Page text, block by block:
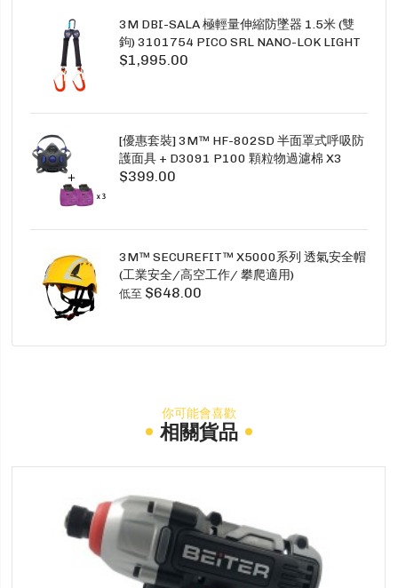
3M DBI-SALA 極輕量伸縮防墜器 1.5米 (雙
鉤) 3101754 PICO SRL NANO-LOK LIGHT
1.5M TWINS
$1,995.00
[優惠套裝] 3M™ HF-802SD 半面罩式呼吸防
護面具 + D3091 P100 顆粒物過濾棉 X3
SECURE CLICK HF-802SD HF-800SD 系列
$399.00
3M™ SECUREFIT™ X5000系列 透氣安全帽
(工業安全/高空工作/ 攀爬適用)
低至 $648.00
你可能會喜歡
相關貨品